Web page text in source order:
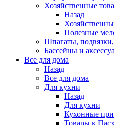
Хозяйственные
Назад
Полезные
Шпагаты,
Бассейны и
Все для дома
Назад
Все для дома
Для кухни
Назад
Для кухни
Кухонные
Товары к